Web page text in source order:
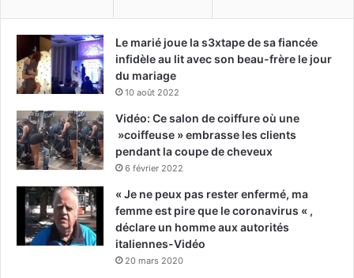
Le marié joue la s3xtape de sa fiancée
infidèle au lit avec son beau-frère le jour
du mariage
10 août 2022
Vidéo: Ce salon de coiffure où une
»coiffeuse » embrasse les clients
pendant la coupe de cheveux
6 février 2022
« Je ne peux pas rester enfermé, ma
femme est pire que le coronavirus « ,
déclare un homme aux autorités
italiennes-Vidéo
20 mars 2020